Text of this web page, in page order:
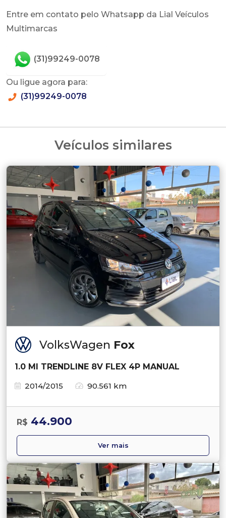
Entre em contato pelo Whatsapp da Lial Veículos
Multimarcas
(31)99249-0078
Ou ligue agora para:
(31)99249-0078
Veículos similares
VolksWagen Fox
1.0 MI TRENDLINE 8V FLEX 4P MANUAL
2014/2015
90.561 km
R$ 44.900
Ver mais